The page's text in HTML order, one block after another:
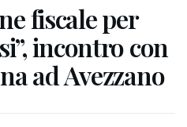
fiscale per
incontro con
ad Avezzano